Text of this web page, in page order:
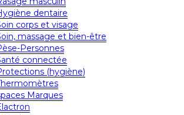
dentaire
corps et visage
massage et bien-être
Personnes
connectée
(hygiène)
Marques